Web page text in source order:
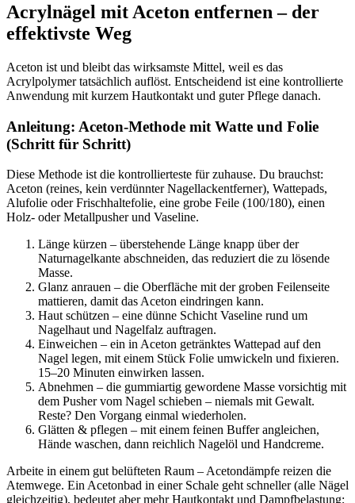
Acrylnägel mit Aceton entfernen – der
effektivste Weg
Aceton ist und bleibt das wirksamste Mittel, weil es das
Acrylpolymer tatsächlich auflöst. Entscheidend ist eine kontrollierte
Anwendung mit kurzem Hautkontakt und guter Pflege danach.
Anleitung: Aceton-Methode mit Watte und Folie
(Schritt für Schritt)
Diese Methode ist die kontrollierteste für zuhause. Du brauchst:
Aceton (reines, kein verdünnter Nagellackentferner), Wattepads,
Alufolie oder Frischhaltefolie, eine grobe Feile (100/180), einen
Holz- oder Metallpusher und Vaseline.
Länge kürzen – überstehende Länge knapp über der
Naturnagelkante abschneiden, das reduziert die zu lösende
Masse.
Glanz anrauen – die Oberfläche mit der groben Feilenseite
mattieren, damit das Aceton eindringen kann.
Haut schützen – eine dünne Schicht Vaseline rund um
Nagelhaut und Nagelfalz auftragen.
Einweichen – ein in Aceton getränktes Wattepad auf den
Nagel legen, mit einem Stück Folie umwickeln und fixieren.
15–20 Minuten einwirken lassen.
Abnehmen – die gummiartig gewordene Masse vorsichtig mit
dem Pusher vom Nagel schieben – niemals mit Gewalt.
Reste? Den Vorgang einmal wiederholen.
Glätten & pflegen – mit einem feinen Buffer angleichen,
Hände waschen, dann reichlich Nagelöl und Handcreme.
Arbeite in einem gut belüfteten Raum – Acetondämpfe reizen die
Atemwege. Ein Acetonbad in einer Schale geht schneller (alle Nägel
gleichzeitig), bedeutet aber mehr Hautkontakt und Dampfbelastung;